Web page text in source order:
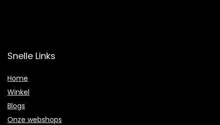
Snelle Links
Home
Winkel
Blogs
Onze webshops